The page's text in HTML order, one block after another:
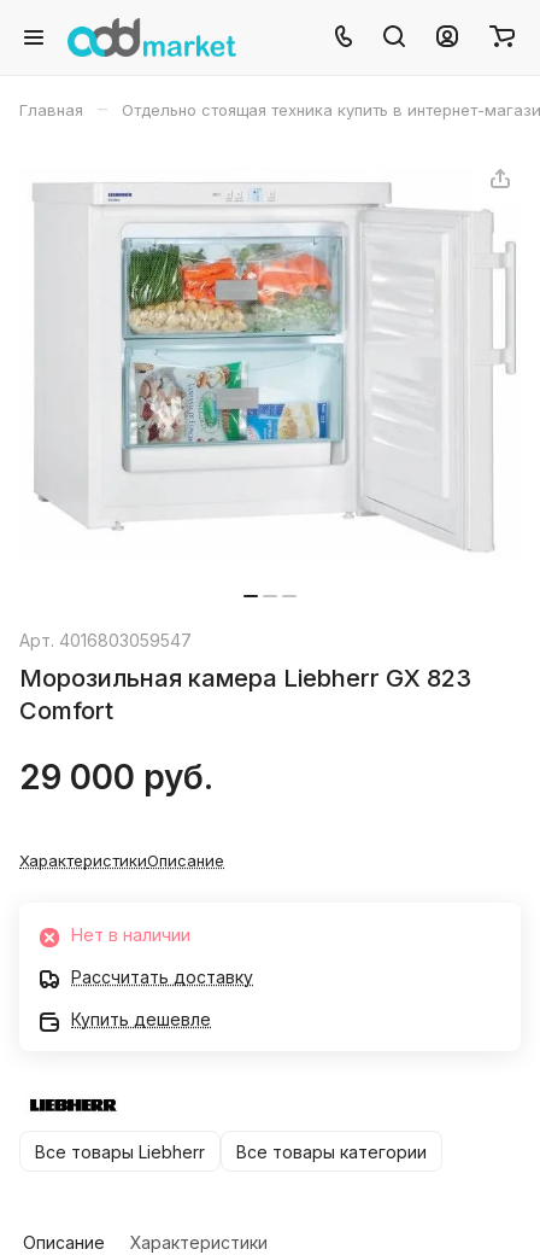
Главная – Отдельно стоящая техника купить в интернет-
Арт. 4016803059547
Морозильная камера Liebherr GX 823
Comfort
29 000 руб.
ХарактеристикиОписание
Нет в наличии
Рассчитать доставку
Купить дешевле
Все товары Liebherr Все товары категории
Описание Характеристики